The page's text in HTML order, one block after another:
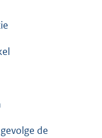
de